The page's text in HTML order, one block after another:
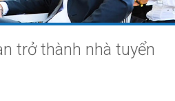
trở thành nhà tuyển